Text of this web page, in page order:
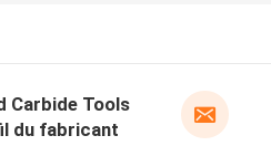
Carbide Tools
du fabricant